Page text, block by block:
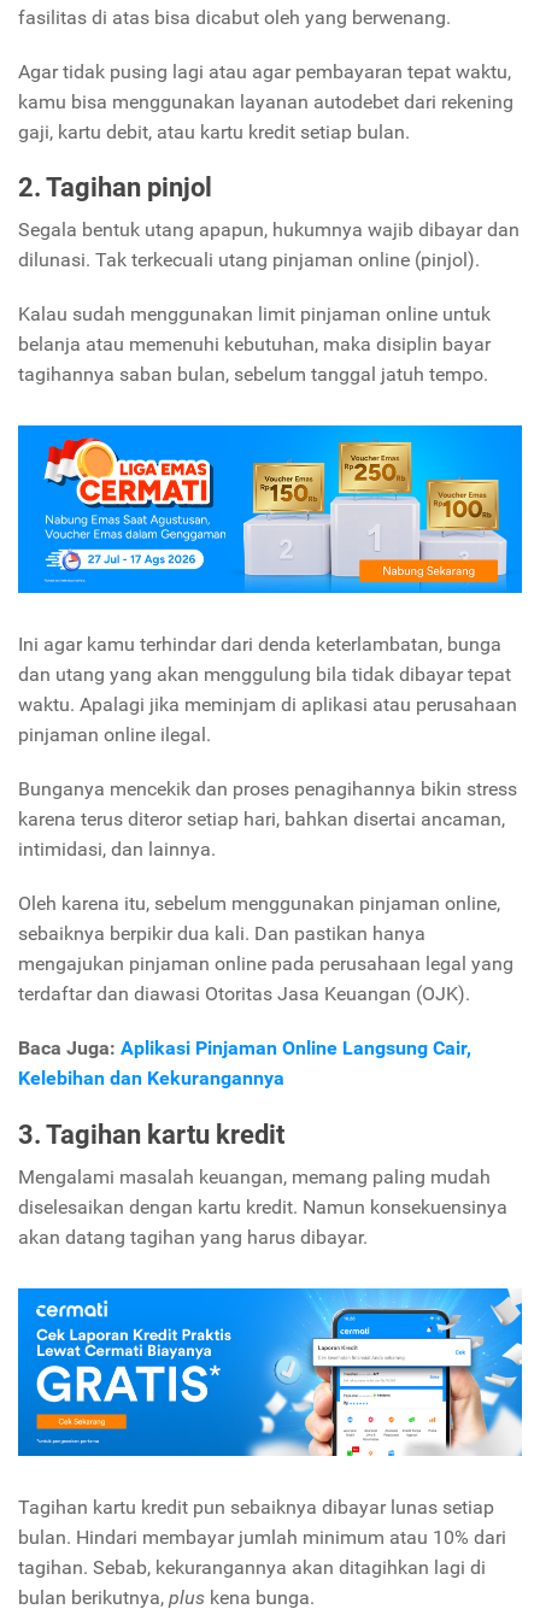
fasilitas di atas bisa dicabut oleh yang berwenang.
Agar tidak pusing lagi atau agar pembayaran tepat waktu,
kamu bisa menggunakan layanan autodebet dari rekening
gaji, kartu debit, atau kartu kredit setiap bulan.
2. Tagihan pinjol
Segala bentuk utang apapun, hukumnya wajib dibayar dan
dilunasi. Tak terkecuali utang pinjaman online (pinjol).
Kalau sudah menggunakan limit pinjaman online untuk
belanja atau memenuhi kebutuhan, maka disiplin bayar
tagihannya saban bulan, sebelum tanggal jatuh tempo.
Ini agar kamu terhindar dari denda keterlambatan, bunga
dan utang yang akan menggulung bila tidak dibayar tepat
waktu. Apalagi jika meminjam di aplikasi atau perusahaan
pinjaman online ilegal.
Bunganya mencekik dan proses penagihannya bikin stress
karena terus diteror setiap hari, bahkan disertai ancaman,
intimidasi, dan lainnya.
Oleh karena itu, sebelum menggunakan pinjaman online,
sebaiknya berpikir dua kali. Dan pastikan hanya
mengajukan pinjaman online pada perusahaan legal yang
terdaftar dan diawasi Otoritas Jasa Keuangan (OJK).
Baca Juga: Aplikasi Pinjaman Online Langsung Cair,
Kelebihan dan Kekurangannya
3. Tagihan kartu kredit
Mengalami masalah keuangan, memang paling mudah
diselesaikan dengan kartu kredit. Namun konsekuensinya
akan datang tagihan yang harus dibayar.
Tagihan kartu kredit pun sebaiknya dibayar lunas setiap
bulan. Hindari membayar jumlah minimum atau 10% dari
tagihan. Sebab, kekurangannya akan ditagihkan lagi di
bulan berikutnya, plus kena bunga.